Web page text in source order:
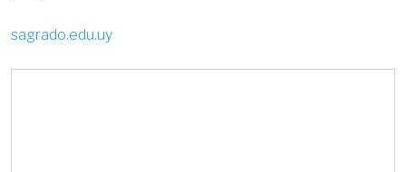
sagrado.edu.uy